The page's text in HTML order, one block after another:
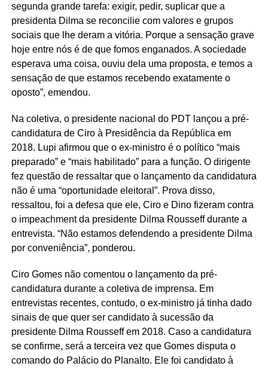
segunda grande tarefa: exigir, pedir, suplicar que a
presidenta Dilma se reconcilie com valores e grupos
sociais que lhe deram a vitória. Porque a sensação grave
hoje entre nós é de que fomos enganados. A sociedade
esperava uma coisa, ouviu dela uma proposta, e temos a
sensação de que estamos recebendo exatamente o
oposto”, emendou.
Na coletiva, o presidente nacional do PDT lançou a pré-
candidatura de Ciro à Presidência da República em
2018. Lupi afirmou que o ex-ministro é o político “mais
preparado” e “mais habilitado” para a função. O dirigente
fez questão de ressaltar que o lançamento da candidatura
não é uma “oportunidade eleitoral”. Prova disso,
ressaltou, foi a defesa que ele, Ciro e Dino fizeram contra
o impeachment da presidente Dilma Rousseff durante a
entrevista. “Não estamos defendendo a presidente Dilma
por conveniência”, ponderou.
Ciro Gomes não comentou o lançamento da pré-
candidatura durante a coletiva de imprensa. Em
entrevistas recentes, contudo, o ex-ministro já tinha dado
sinais de que quer ser candidato à sucessão da
presidente Dilma Rousseff em 2018. Caso a candidatura
se confirme, será a terceira vez que Gomes disputa o
comando do Palácio do Planalto. Ele foi candidato à